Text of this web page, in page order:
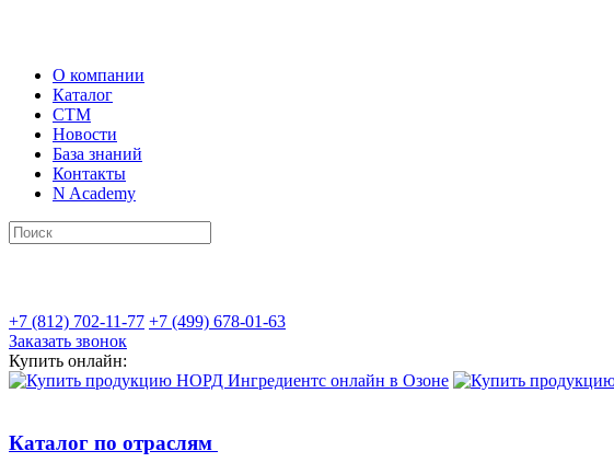
О компании
Каталог
СТМ
Новости
База знаний
Контакты
N Academy
+7 (812) 702-11-77 +7 (499) 678-01-63
Заказать звонок
Купить онлайн:
Каталог по отраслям